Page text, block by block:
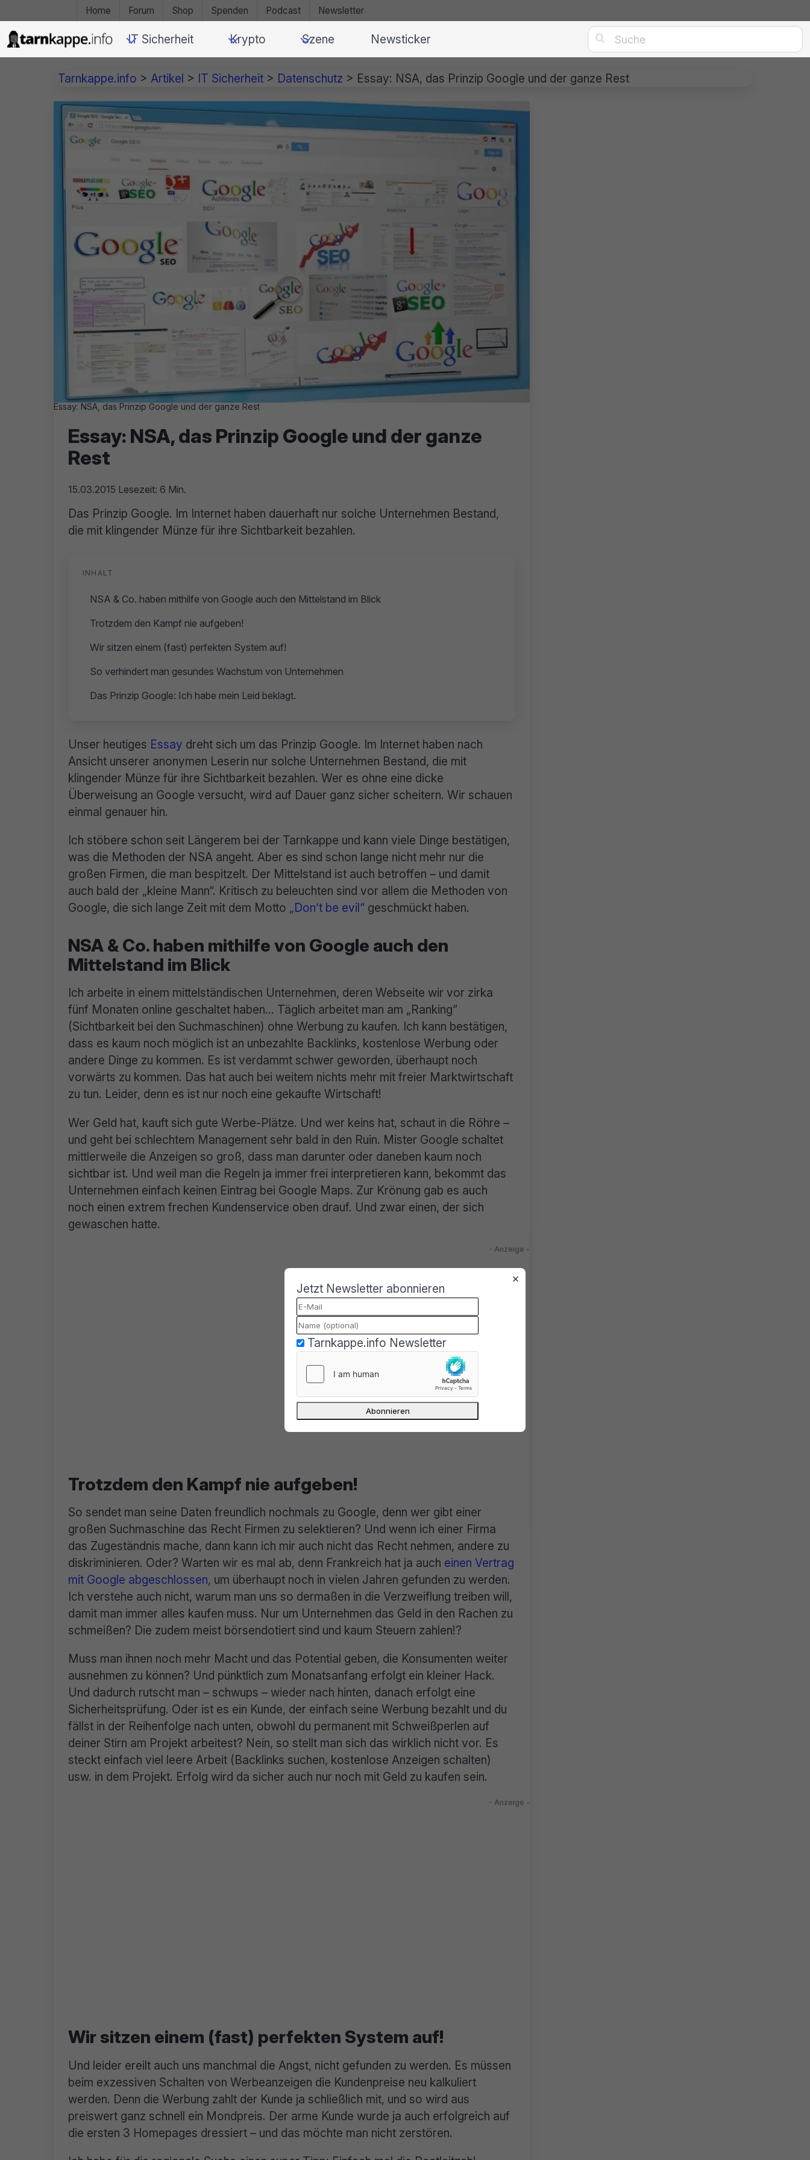
Home Forum Shop Spenden Podcast Newsletter
IT Sicherheit Krypto Szene Newsticker 
Tarnkappe.info > Artikel > IT Sicherheit > Datenschutz > Essay: NSA, das Prinzip Google und der ganze Rest
Essay: NSA, das Prinzip Google und der ganze Rest
Essay: NSA, das Prinzip Google und der ganze
Rest
15.03.2015 Lesezeit: 6 Min.
Das Prinzip Google. Im Internet haben dauerhaft nur solche Unternehmen Bestand,
die mit klingender Münze für ihre Sichtbarkeit bezahlen.
INHALT
NSA & Co. haben mithilfe von Google auch den Mittelstand im Blick
Trotzdem den Kampf nie aufgeben!
Wir sitzen einem (fast) perfekten System auf!
So verhindert man gesundes Wachstum von Unternehmen
Das Prinzip Google: Ich habe mein Leid beklagt.
Unser heutiges Essay dreht sich um das Prinzip Google. Im Internet haben nach
Ansicht unserer anonymen Leserin nur solche Unternehmen Bestand, die mit
klingender Münze für ihre Sichtbarkeit bezahlen. Wer es ohne eine dicke
Überweisung an Google versucht, wird auf Dauer ganz sicher scheitern. Wir schauen
einmal genauer hin.
Ich stöbere schon seit Längerem bei der Tarnkappe und kann viele Dinge bestätigen,
was die Methoden der NSA angeht. Aber es sind schon lange nicht mehr nur die
großen Firmen, die man bespitzelt. Der Mittelstand ist auch betroffen – und damit
auch bald der „kleine Mann“. Kritisch zu beleuchten sind vor allem die Methoden von
Google, die sich lange Zeit mit dem Motto „Don’t be evil“ geschmückt haben.
NSA & Co. haben mithilfe von Google auch den
Mittelstand im Blick
Ich arbeite in einem mittelständischen Unternehmen, deren Webseite wir vor zirka
fünf Monaten online geschaltet haben… Täglich arbeitet man am „Ranking“
(Sichtbarkeit bei den Suchmaschinen) ohne Werbung zu kaufen. Ich kann bestätigen,
dass es kaum noch möglich ist an unbezahlte Backlinks, kostenlose Werbung oder
andere Dinge zu kommen. Es ist verdammt schwer geworden, überhaupt noch
vorwärts zu kommen. Das hat auch bei weitem nichts mehr mit freier Marktwirtschaft
zu tun. Leider, denn es ist nur noch eine gekaufte Wirtschaft!
Wer Geld hat, kauft sich gute Werbe-Plätze. Und wer keins hat, schaut in die Röhre –
und geht bei schlechtem Management sehr bald in den Ruin. Mister Google schaltet
mittlerweile die Anzeigen so groß, dass man darunter oder daneben kaum noch
sichtbar ist. Und weil man die Regeln ja immer frei interpretieren kann, bekommt das
Unternehmen einfach keinen Eintrag bei Google Maps. Zur Krönung gab es auch
noch einen extrem frechen Kundenservice oben drauf. Und zwar einen, der sich
gewaschen hatte.
Trotzdem den Kampf nie aufgeben!
So sendet man seine Daten freundlich nochmals zu Google, denn wer gibt einer
großen Suchmaschine das Recht Firmen zu selektieren? Und wenn ich einer Firma
das Zugeständnis mache, dann kann ich mir auch nicht das Recht nehmen, andere zu
diskriminieren. Oder? Warten wir es mal ab, denn Frankreich hat ja auch einen Vertrag
mit Google abgeschlossen, um überhaupt noch in vielen Jahren gefunden zu werden.
Ich verstehe auch nicht, warum man uns so dermaßen in die Verzweiflung treiben will,
damit man immer alles kaufen muss. Nur um Unternehmen das Geld in den Rachen zu
schmeißen? Die zudem meist börsendotiert sind und kaum Steuern zahlen!?
Muss man ihnen noch mehr Macht und das Potential geben, die Konsumenten weiter
ausnehmen zu können? Und pünktlich zum Monatsanfang erfolgt ein kleiner Hack.
Und dadurch rutscht man – schwups – wieder nach hinten, danach erfolgt eine
Sicherheitsprüfung. Oder ist es ein Kunde, der einfach seine Werbung bezahlt und du
fällst in der Reihenfolge nach unten, obwohl du permanent mit Schweißperlen auf
deiner Stirn am Projekt arbeitest? Nein, so stellt man sich das wirklich nicht vor. Es
steckt einfach viel leere Arbeit (Backlinks suchen, kostenlose Anzeigen schalten)
usw. in dem Projekt. Erfolg wird da sicher auch nur noch mit Geld zu kaufen sein.
Wir sitzen einem (fast) perfekten System auf!
Und leider ereilt auch uns manchmal die Angst, nicht gefunden zu werden. Es müssen
beim exzessiven Schalten von Werbeanzeigen die Kundenpreise neu kalkuliert
werden. Denn die Werbung zahlt der Kunde ja schließlich mit, und so wird aus
preiswert ganz schnell ein Mondpreis. Der arme Kunde wurde ja auch erfolgreich auf
die ersten 3 Homepages dressiert – und das möchte man nicht zerstören.
×
Jetzt Newsletter abonnieren
Tarnkappe.info Newsletter